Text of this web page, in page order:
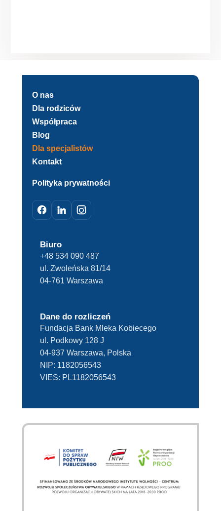
O nas
Dla rodziców
Współpraca
Blog
Dla specjalistów
Kontakt
Polityka prywatności
Biuro
+48 534 090 487
ul. Zwoleńska 81/14
04-761 Warszawa
Dane do rozliczeń
Fundacja Bank Mleka Kobiecego
ul. Podkowy 128 J
04-937 Warszawa, Polska
NIP: 1182056543
VIES: PL1182056543